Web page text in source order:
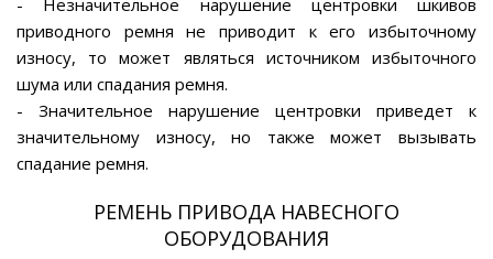
- Незначительное нарушение центровки шкивов
приводного ремня не приводит к его избыточному
износу, то может являться источником избыточного
шума или спадания ремня.
- Значительное нарушение центровки приведет к
значительному износу, но также может вызывать
спадание ремня.
РЕМЕНЬ ПРИВОДА НАВЕСНОГО
ОБОРУДОВАНИЯ